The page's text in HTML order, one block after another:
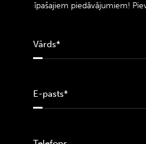
īpašajiem piedāvājumiem!